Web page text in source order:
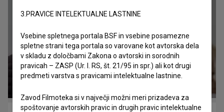
3.PRAVICE INTELEKTUALNE LASTNINE
Vsebine spletnega portala BSF in vsebine posamezne
spletne strani tega portala so varovane kot avtorska dela
v skladu z določbami Zakona o avtorski in sorodnih
pravicah – ZASP (Ur. l. RS, št. 21/95 in spr.) ali kot drugi
predmeti varstva s pravicami intelektualne lastnine.
Zavod Filmoteka si v največji možni meri prizadeva za
spoštovanje avtorskih pravic in drugih pravic intelektualne